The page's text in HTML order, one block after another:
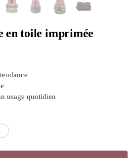
en toile imprimée
usage quotidien